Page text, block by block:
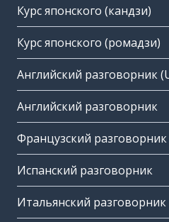
Курс японского (кандзи)
Курс японского (ромадзи)
Английский разговорник
Английский разговорник
Французский разговорник
Испанский разговорник
Итальянский разговорник